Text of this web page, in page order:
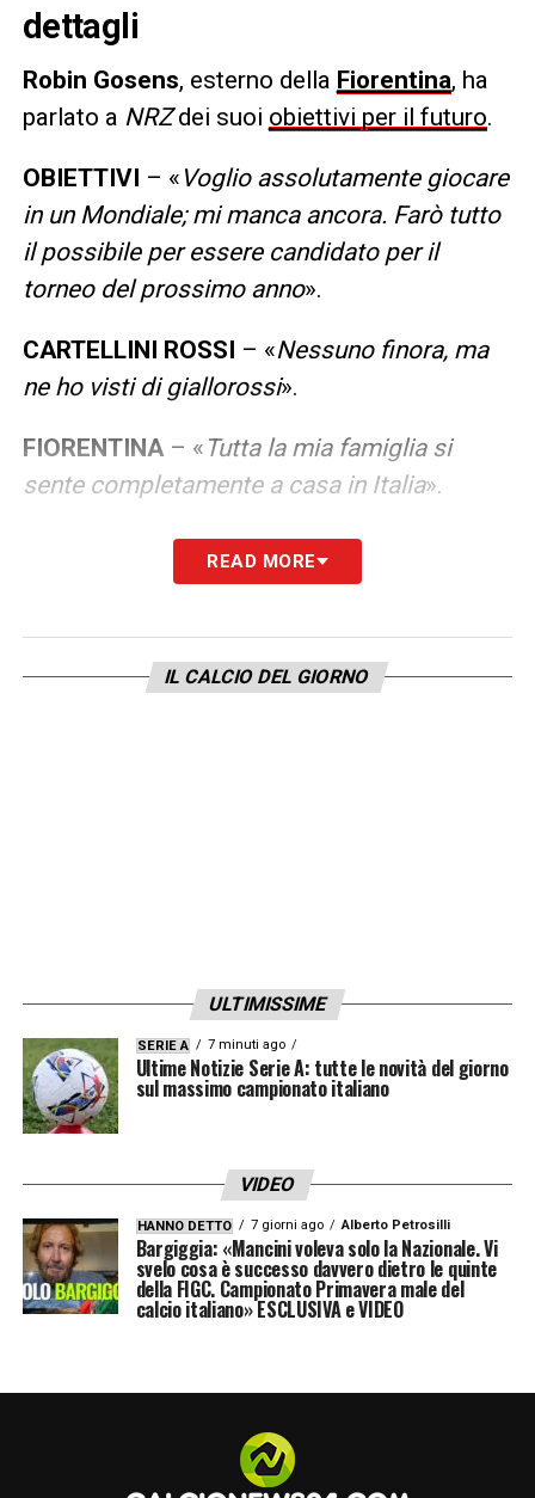
dettagli
Robin Gosens, esterno della Fiorentina, ha
parlato a NRZdei suoi obiettivi per il futuro.
OBIETTIVI – « Voglio assolutamente giocare
in un Mondiale; mi manca ancora. Farò tutto
il possibile per essere candidato per il
torneo del prossimo anno».
CARTELLINI ROSSI – «Nessuno finora, ma
ne ho visti di giallorossi».
FIORENTINA– « Tutta la mia famiglia si
sente completamente a casa in Italia».
Sicuramente qualcosa in
psicologia, che è quello che ho studiato. E
READ MORE
IL CALCIO DEL GIORNO
ULTIMISSIME
SERIE A 7 minuti ago
Ultime Notizie Serie A: tutte le novità del giorno
sul massimo campionato italiano
VIDEO
HANNO DETTO 7 giorni ago Alberto Petrosilli
Bargiggia: «Mancini voleva solo la Nazionale. Vi
svelo cosa è successo davvero dietro le quinte
della FIGC. Campionato Primavera male del
calcio italiano» ESCLUSIVA e VIDEO